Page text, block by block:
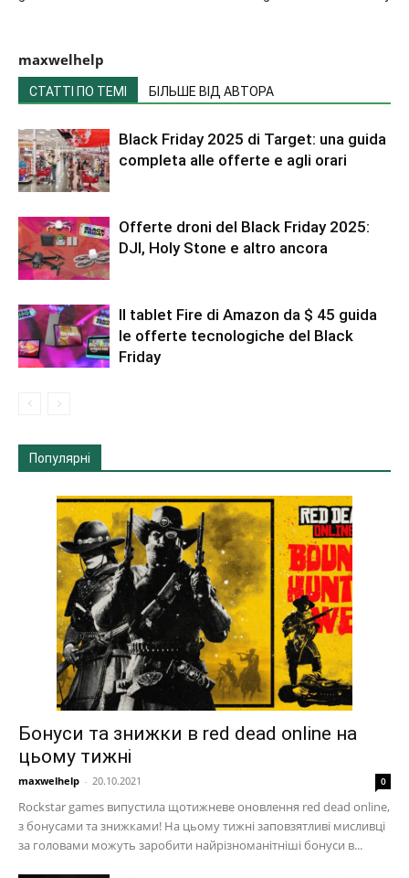
maxwelhelp
СТАТТІ ПО ТЕМІ БІЛЬШЕ ВІД АВТОРА
Black Friday 2025 di Target: una guida
completa alle offerte e agli orari
Offerte droni del Black Friday 2025:
DJI, Holy Stone e altro ancora
Il tablet Fire di Amazon da $ 45 guida
le offerte tecnologiche del Black
Friday
Популярні
Бонуси та знижки в red dead online на
цьому тижні
maxwelhelp - 20.10.2021 0
Rockstar games випустила щотижневе оновлення red dead online,
з бонусами та знижками! На цьому тижні заповзятливі мисливці
за головами можуть заробити найрізноманітніші бонуси в...